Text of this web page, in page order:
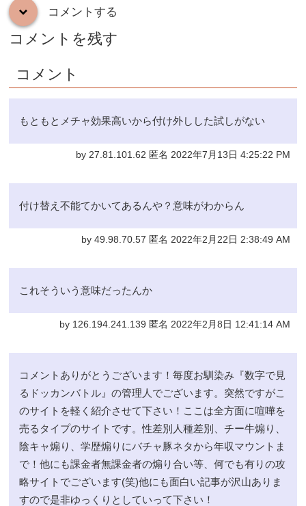
down コメントする
コメントを残す
コメント
もともとメチャ効果高いから付け外しした試しがない
by 27.81.101.62 匿名 2022年7月13日 4:25:22 PM
付け替え不能てかいてあるんや？意味がわからん
by 49.98.70.57 匿名 2022年2月22日 2:38:49 AM
これそういう意味だったんか
by 126.194.241.139 匿名 2022年2月8日 12:41:14 AM
コメントありがとうございます！毎度お馴染み『数字で見
るドッカンバトル』の管理人でございます。突然ですがこ
のサイトを軽く紹介させて下さい！ここは全方面に喧嘩を
売るタイプのサイトです。性差別人種差別、チー牛煽り、
陰キャ煽り、学歴煽りにバチャ豚ネタから年収マウントま
で！他にも課金者無課金者の煽り合い等、何でも有りの攻
略サイトでございます(笑)他にも面白い記事が沢山ありま
すので是非ゆっくりとしていって下さい！